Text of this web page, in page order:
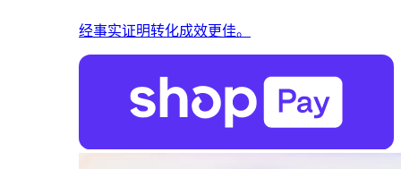
经事实证明转化成效更佳。